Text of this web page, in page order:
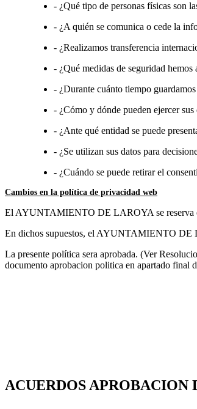
- ¿Qué tipo de personas físicas son
- ¿A quién se comunica o cede la
- ¿Realizamos transferencia
- ¿Qué medidas de seguridad
- ¿Durante cuánto tiempo
- ¿Cómo y dónde pueden ejercer sus
- ¿Ante qué entidad se puede
- ¿Se utilizan sus datos para
- ¿Cuándo se puede retirar el
Cambios en la política de privacidad web
El AYUNTAMIENTO DE LAROYA se reserva el
En dichos supuestos, el AYUNTAMIENTO DE
La presente política sera aprobada. (Ver
documento aprobacion politica en apartado final
ACUERDOS